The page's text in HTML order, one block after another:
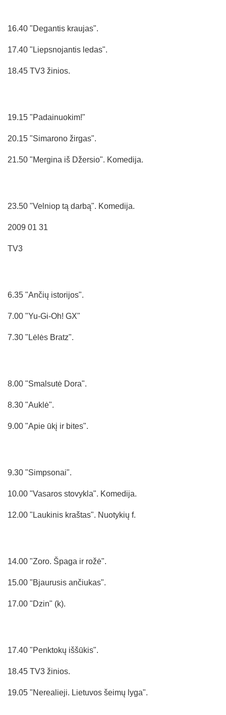
16.40 "Degantis kraujas".
17.40 "Liepsnojantis ledas".
18.45 TV3 žinios.
19.15 "Padainuokim!"
20.15 "Simarono žirgas".
21.50 "Mergina iš Džersio". Komedija.
23.50 "Velniop tą darbą". Komedija.
2009 01 31
TV3
6.35 "Ančių istorijos".
7.00 "Yu-Gi-Oh! GX"
7.30 "Lėlės Bratz".
8.00 "Smalsutė Dora".
8.30 "Auklė".
9.00 "Apie ūkį ir bites".
9.30 "Simpsonai".
10.00 "Vasaros stovykla". Komedija.
12.00 "Laukinis kraštas". Nuotykių f.
14.00 "Zoro. Špaga ir rožė".
15.00 "Bjaurusis ančiukas".
17.00 "Dzin" (k).
17.40 "Penktokų iššūkis".
18.45 TV3 žinios.
19.05 "Nerealieji. Lietuvos šeimų lyga".